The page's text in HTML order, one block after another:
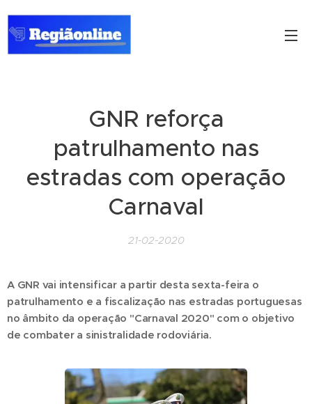
GNR reforça
patrulhamento nas
estradas com operação
Carnaval
21-02-2020
A GNR vai intensificar a partir desta sexta-feira o
patrulhamento e a fiscalização nas estradas portuguesas
no âmbito da operação "Carnaval 2020" com o objetivo
de combater a sinistralidade rodoviária.